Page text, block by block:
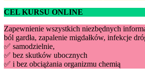
CEL KURSU ONLINE
Zapewnienie wszystkich niezbędnych
ból gardła, zapalenie migdałków, infekcje
✅ samodzielnie,
✅ bez skutków ubocznych
✅ i bez obciążania organizmu chemią